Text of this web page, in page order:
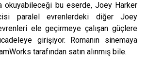
okuyabileceği bu eserde, Joey Harker
paralel evrenlerdeki diğer Joey
ele geçirmeye çalışan güçlere
girişiyor. Romanın sinemaya
tarafından satın alınmış bile.